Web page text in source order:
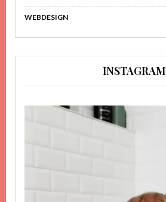
WEBDESIGN
INSTAGRAM